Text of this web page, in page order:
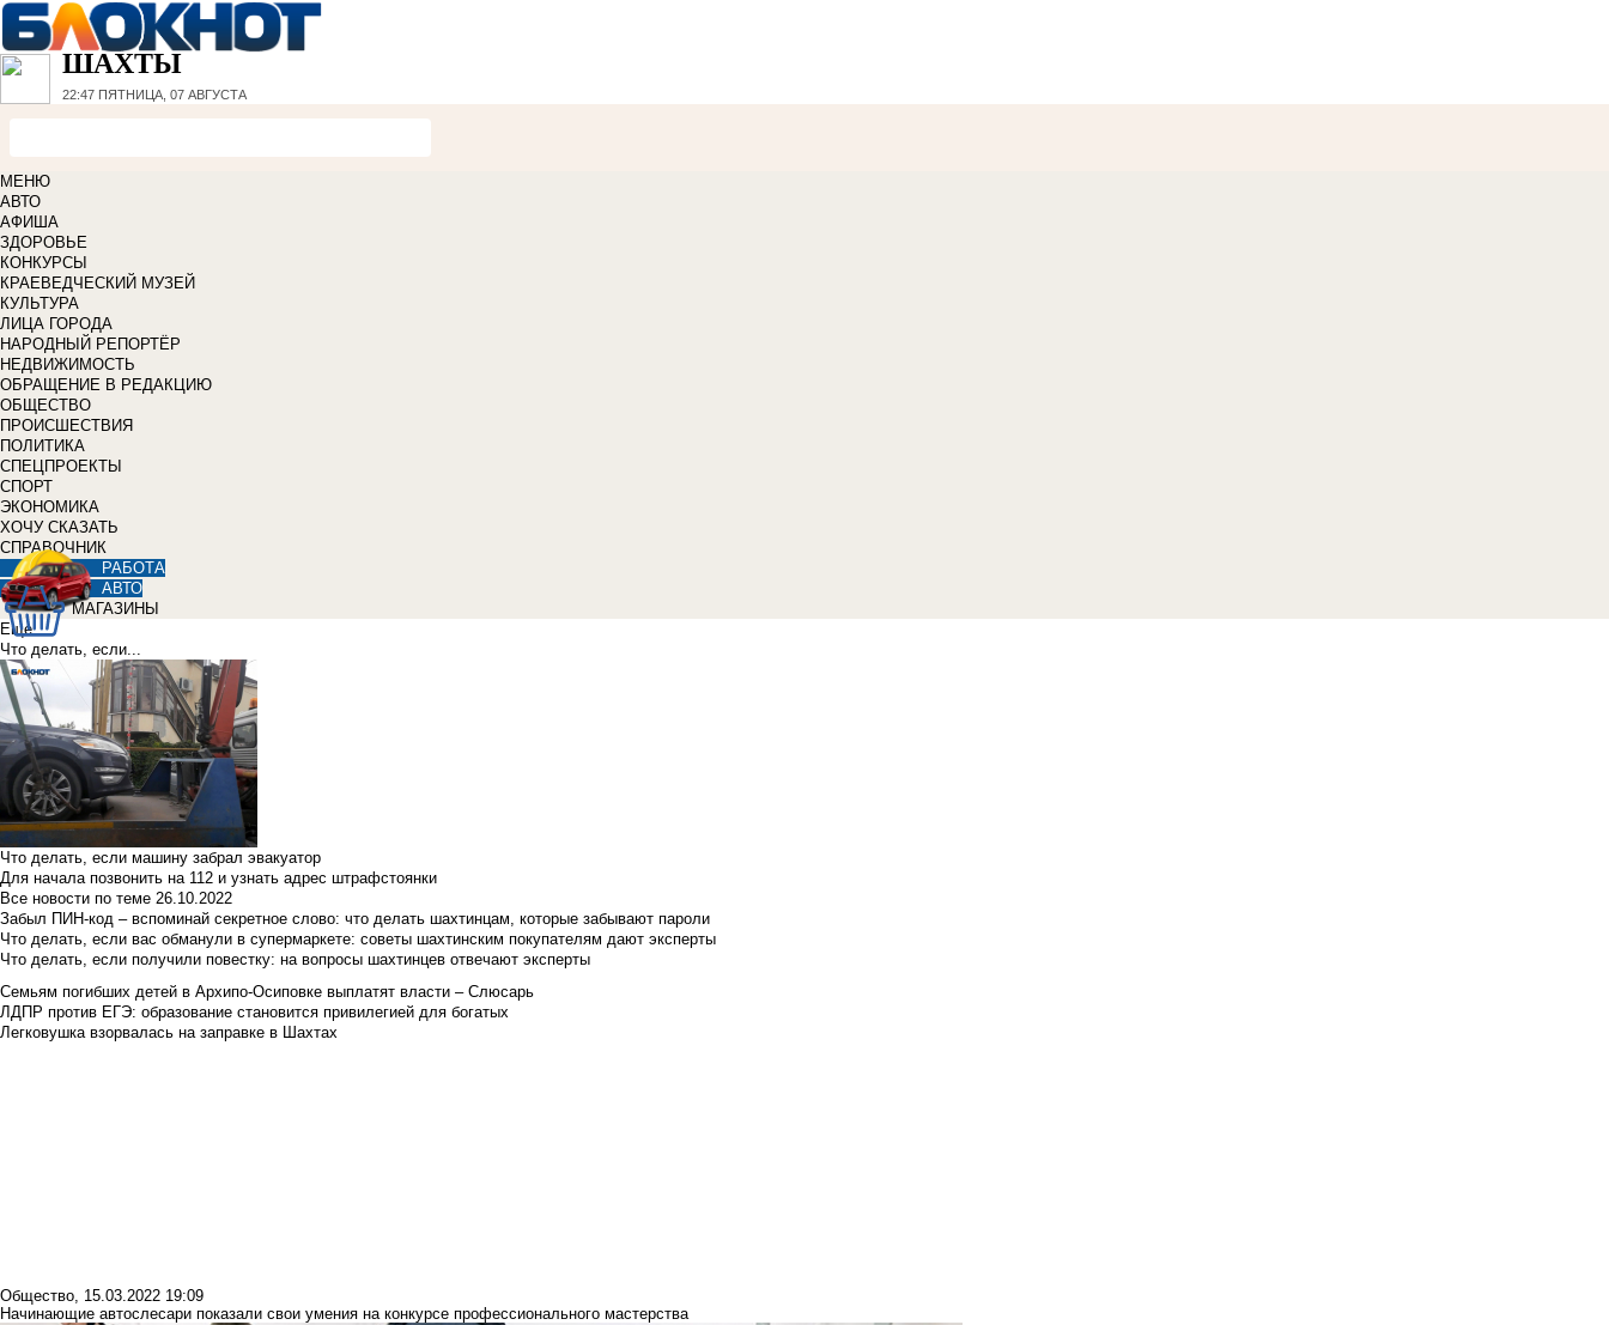
ШАХТЫ
22:47 ПЯТНИЦА, 07 АВГУСТА
МЕНЮ
АВТО
АФИША
ЗДОРОВЬЕ
КОНКУРСЫ
КРАЕВЕДЧЕСКИЙ МУЗЕЙ
КУЛЬТУРА
ЛИЦА ГОРОДА
НАРОДНЫЙ РЕПОРТЁР
НЕДВИЖИМОСТЬ
ОБРАЩЕНИЕ В РЕДАКЦИЮ
ОБЩЕСТВО
ПРОИСШЕСТВИЯ
ПОЛИТИКА
СПЕЦПРОЕКТЫ
СПОРТ
ЭКОНОМИКА
ХОЧУ СКАЗАТЬ
СПРАВОЧНИК
РАБОТА
АВТО
МАГАЗИНЫ
Еще
Что делать, если...
Что делать, если машину забрал эвакуатор
Для начала позвонить на 112 и узнать адрес штрафстоянки
Все новости по теме 26.10.2022
Забыл ПИН-код – вспоминай секретное слово: что делать шахтинцам, которые забывают пароли
Что делать, если вас обманули в супермаркете: советы шахтинским покупателям дают эксперты
Что делать, если получили повестку: на вопросы шахтинцев отвечают эксперты
Семьям погибших детей в Архипо-Осиповке выплатят власти – Слюсарь
ЛДПР против ЕГЭ: образование становится привилегией для богатых
Легковушка взорвалась на заправке в Шахтах
Общество, 15.03.2022 19:09
Начинающие автослесари показали свои умения на конкурсе профессионального мастерства